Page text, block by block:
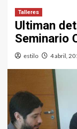
Talleres
Ultiman
Seminario
estilo 4 abril,